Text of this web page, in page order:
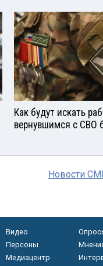
Как будут искать
вернувшимся с СВО
Новости
Видео
Персоны
Медиацентр